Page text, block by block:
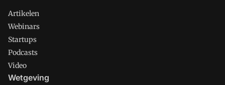
Artikelen
Webinars
Startups
Podcasts
Video
Wetgeving